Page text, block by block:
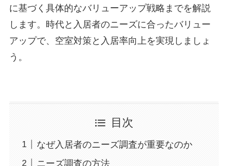
に基づく具体的なバリューアップ戦略までを解説
します。時代と入居者のニーズに合ったバリュー
アップで、空室対策と入居率向上を実現しましょ
う。
目次
なぜ入居者のニーズ調査が重要なのか
ニーズ調査の方法